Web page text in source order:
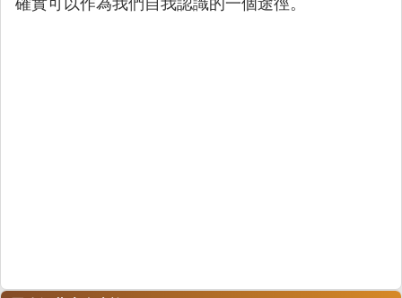
確實可以作為我們自我認識的一個途徑。